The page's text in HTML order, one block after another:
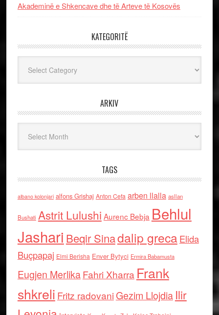
Akademinë e Shkencave dhe të Arteve të Kosovës
KATEGORITË
ARKIV
TAGS
albano kolonjari alfons Grishaj Anton Cefa arben llalla asllan
Bushati Astrit Lulushi Aurenc Bebja Behlul
Jashari Beqir Sinadalip grecaElida
Buçpapaj Elmi Berisha Enver Bytyci Ermira Babamusta
Eugjen MerlikaFahri Xharra Frank
shkreli Fritz radovaniGezim Llojdia Ilir